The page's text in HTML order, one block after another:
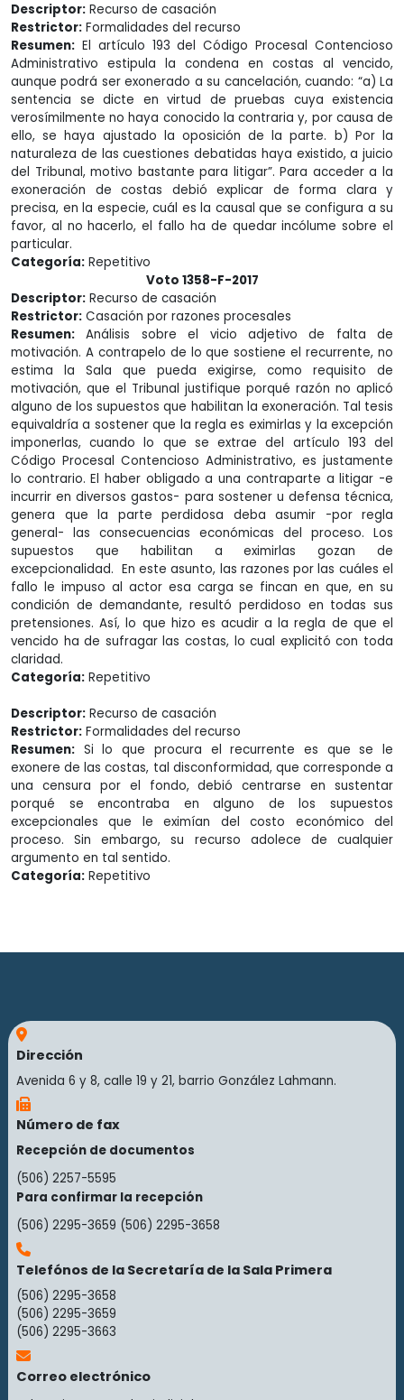
Descriptor: Recurso de casación
Restrictor: Formalidades del recurso
Resumen: El artículo 193 del Código Procesal Contencioso
Administrativo estipula la condena en costas al vencido,
aunque podrá ser exonerado a su cancelación, cuando: “a) La
sentencia se dicte en virtud de pruebas cuya existencia
verosímilmente no haya conocido la contraria y, por causa de
ello, se haya ajustado la oposición de la parte. b) Por la
naturaleza de las cuestiones debatidas haya existido, a juicio
del Tribunal, motivo bastante para litigar”. Para acceder a la
exoneración de costas debió explicar de forma clara y
precisa, en la especie, cuál es la causal que se configura a su
favor, al no hacerlo, el fallo ha de quedar incólume sobre el
particular.
Categoría: Repetitivo
Voto 1358-F-2017
Descriptor: Recurso de casación
Restrictor: Casación por razones procesales
Resumen: Análisis sobre el vicio adjetivo de falta de
motivación. A contrapelo de lo que sostiene el recurrente, no
estima la Sala que pueda exigirse, como requisito de
motivación, que el Tribunal justifique porqué razón no aplicó
alguno de los supuestos que habilitan la exoneración. Tal tesis
equivaldría a sostener que la regla es eximirlas y la excepción
imponerlas, cuando lo que se extrae del artículo 193 del
Código Procesal Contencioso Administrativo, es justamente
lo contrario. El haber obligado a una contraparte a litigar -e
incurrir en diversos gastos- para sostener u defensa técnica,
genera que la parte perdidosa deba asumir -por regla
general- las consecuencias económicas del proceso. Los
supuestos que habilitan a eximirlas gozan de
excepcionalidad. En este asunto, las razones por las cuáles el
fallo le impuso al actor esa carga se fincan en que, en su
condición de demandante, resultó perdidoso en todas sus
pretensiones. Así, lo que hizo es acudir a la regla de que el
vencido ha de sufragar las costas, lo cual explicitó con toda
claridad.
Categoría: Repetitivo
Descriptor: Recurso de casación
Restrictor: Formalidades del recurso
Resumen: Si lo que procura el recurrente es que se le
exonere de las costas, tal disconformidad, que corresponde a
una censura por el fondo, debió centrarse en sustentar
porqué se encontraba en alguno de los supuestos
excepcionales que le eximían del costo económico del
proceso. Sin embargo, su recurso adolece de cualquier
argumento en tal sentido.
Categoría: Repetitivo
Dirección
Avenida 6 y 8, calle 19 y 21, barrio González Lahmann.
Número de fax
Recepción de documentos
(506) 2257-5595
Para confirmar la recepción
(506) 2295-3659 (506) 2295-3658
Telefónos de la Secretaría de la Sala Primera
(506) 2295-3658
(506) 2295-3659
(506) 2295-3663
Correo electrónico